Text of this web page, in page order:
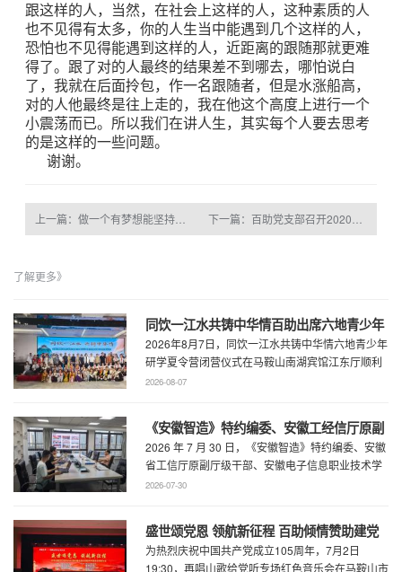
跟这样的人，当然，在社会上这样的人，这种素质的人
也不见得有太多，你的人生当中能遇到几个这样的人，
恐怕也不见得能遇到这样的人，近距离的跟随那就更难
得了。跟了对的人最终的结果差不到哪去，哪怕说白
了，我就在后面拎包，作一名跟随者，但是水涨船高，
对的人他最终是往上走的，我在他这个高度上进行一个
小震荡而已。所以我们在讲人生，其实每个人要去思考
的是这样的一些问题。
谢谢。
了解更多》
同饮一江水共铸中华情百助出席六地青少年
研学夏令营闭营仪式
2026年8月7日，同饮一江水共铸中华情六地青少年
研学夏令营闭营仪式在马鞍山南湖宾馆江东厅顺利
举办，百助CEO、马鞍山市新联会会长程 ...
2026-08-07
《安徽智造》特约编委、安徽工经信厅原副
厅级干部、安徽电子信息职业技术学院原党
委书记石象斌莅临百助考察交流
2026 年 7 月 30 日，《安徽智造》特约编委、安徽
省工信厅原副厅级干部、安徽电子信息职业技术学
院原党委书记石象斌莅临百助考 ...
2026-07-30
盛世颂党恩 领航新征程 百助倾情赞助建党
105周年文艺展演
为热烈庆祝中国共产党成立105周年，7月2日
19:30，再唱山歌给党听专场红色音乐会在马鞍山市